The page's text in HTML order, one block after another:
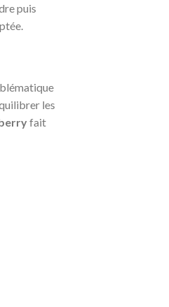
puis
les
fait